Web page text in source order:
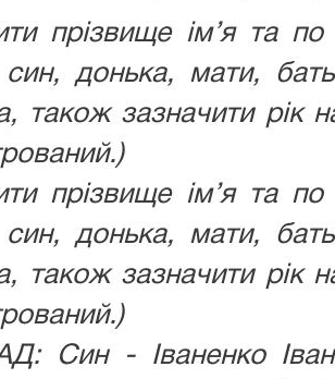
прізвище ім’я та по
син, донька, мати,
також зазначити рік
прізвище ім’я та по
син, донька, мати,
також зазначити рік
Син - Іваненко Іван